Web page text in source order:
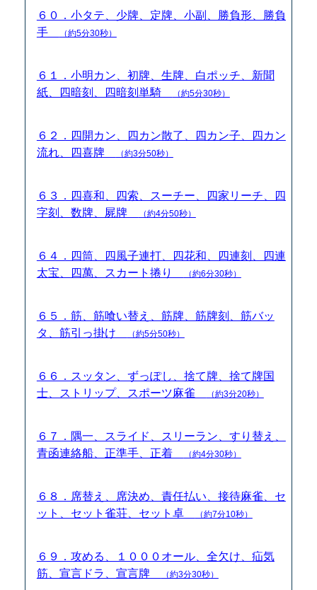
６０．小タテ、少牌、定牌、小副、勝負形、勝負
手
（約5分30秒）
６１．小明カン、初牌、生牌、白ポッチ、新聞
紙、四暗刻、四暗刻単騎
（約5分30秒）
６２．四開カン、四カン散了、四カン子、四カン
流れ、四喜牌
（約3分50秒）
６３．四喜和、四索、スーチー、四家リーチ、四
字刻、数牌、屍牌
（約4分50秒）
６４．四筒、四風子連打、四花和、四連刻、四連
太宝、四萬、スカート捲り
（約6分30秒）
６５．筋、筋喰い替え、筋牌、筋牌刻、筋バッ
タ、筋引っ掛け
（約5分50秒）
６６．スッタン、ずっぽし、捨て牌、捨て牌国
士、ストリップ、スポーツ麻雀
（約3分20秒）
６７．隅一、スライド、スリーラン、すり替え、
青函連絡船、正準手、正着
（約4分30秒）
６８．席替え、席決め、責任払い、接待麻雀、セ
ット、セット雀荘、セット卓
（約7分10秒）
６９．攻める、１０００オール、全欠け、疝気
筋、宣言ドラ、宣言牌
（約3分30秒）